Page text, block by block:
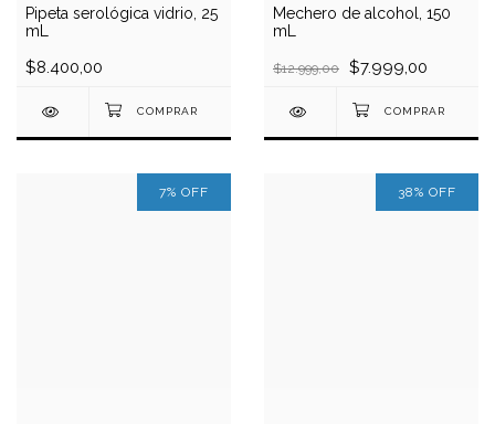
Pipeta serológica vidrio, 25
mL
$8.400,00
Mechero de alcohol, 150
mL
$12.999,00 $7.999,00
7% OFF 38% OFF